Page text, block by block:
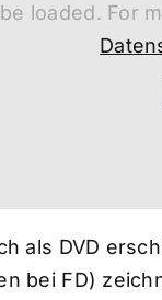
be loaded. For
als DVD
bei FD)